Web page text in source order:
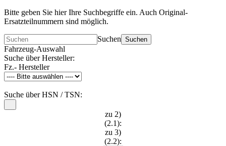
Bitte geben Sie hier Ihre Suchbegriffe ein. Auch Original-
Ersatzteilnummern sind möglich.
Suchen Suchen
Fahrzeug-Auswahl
Suche über Hersteller:
Fz.- Hersteller
Suche über HSN / TSN:
zu 2)
(2.1):
zu 3)
(2.2):